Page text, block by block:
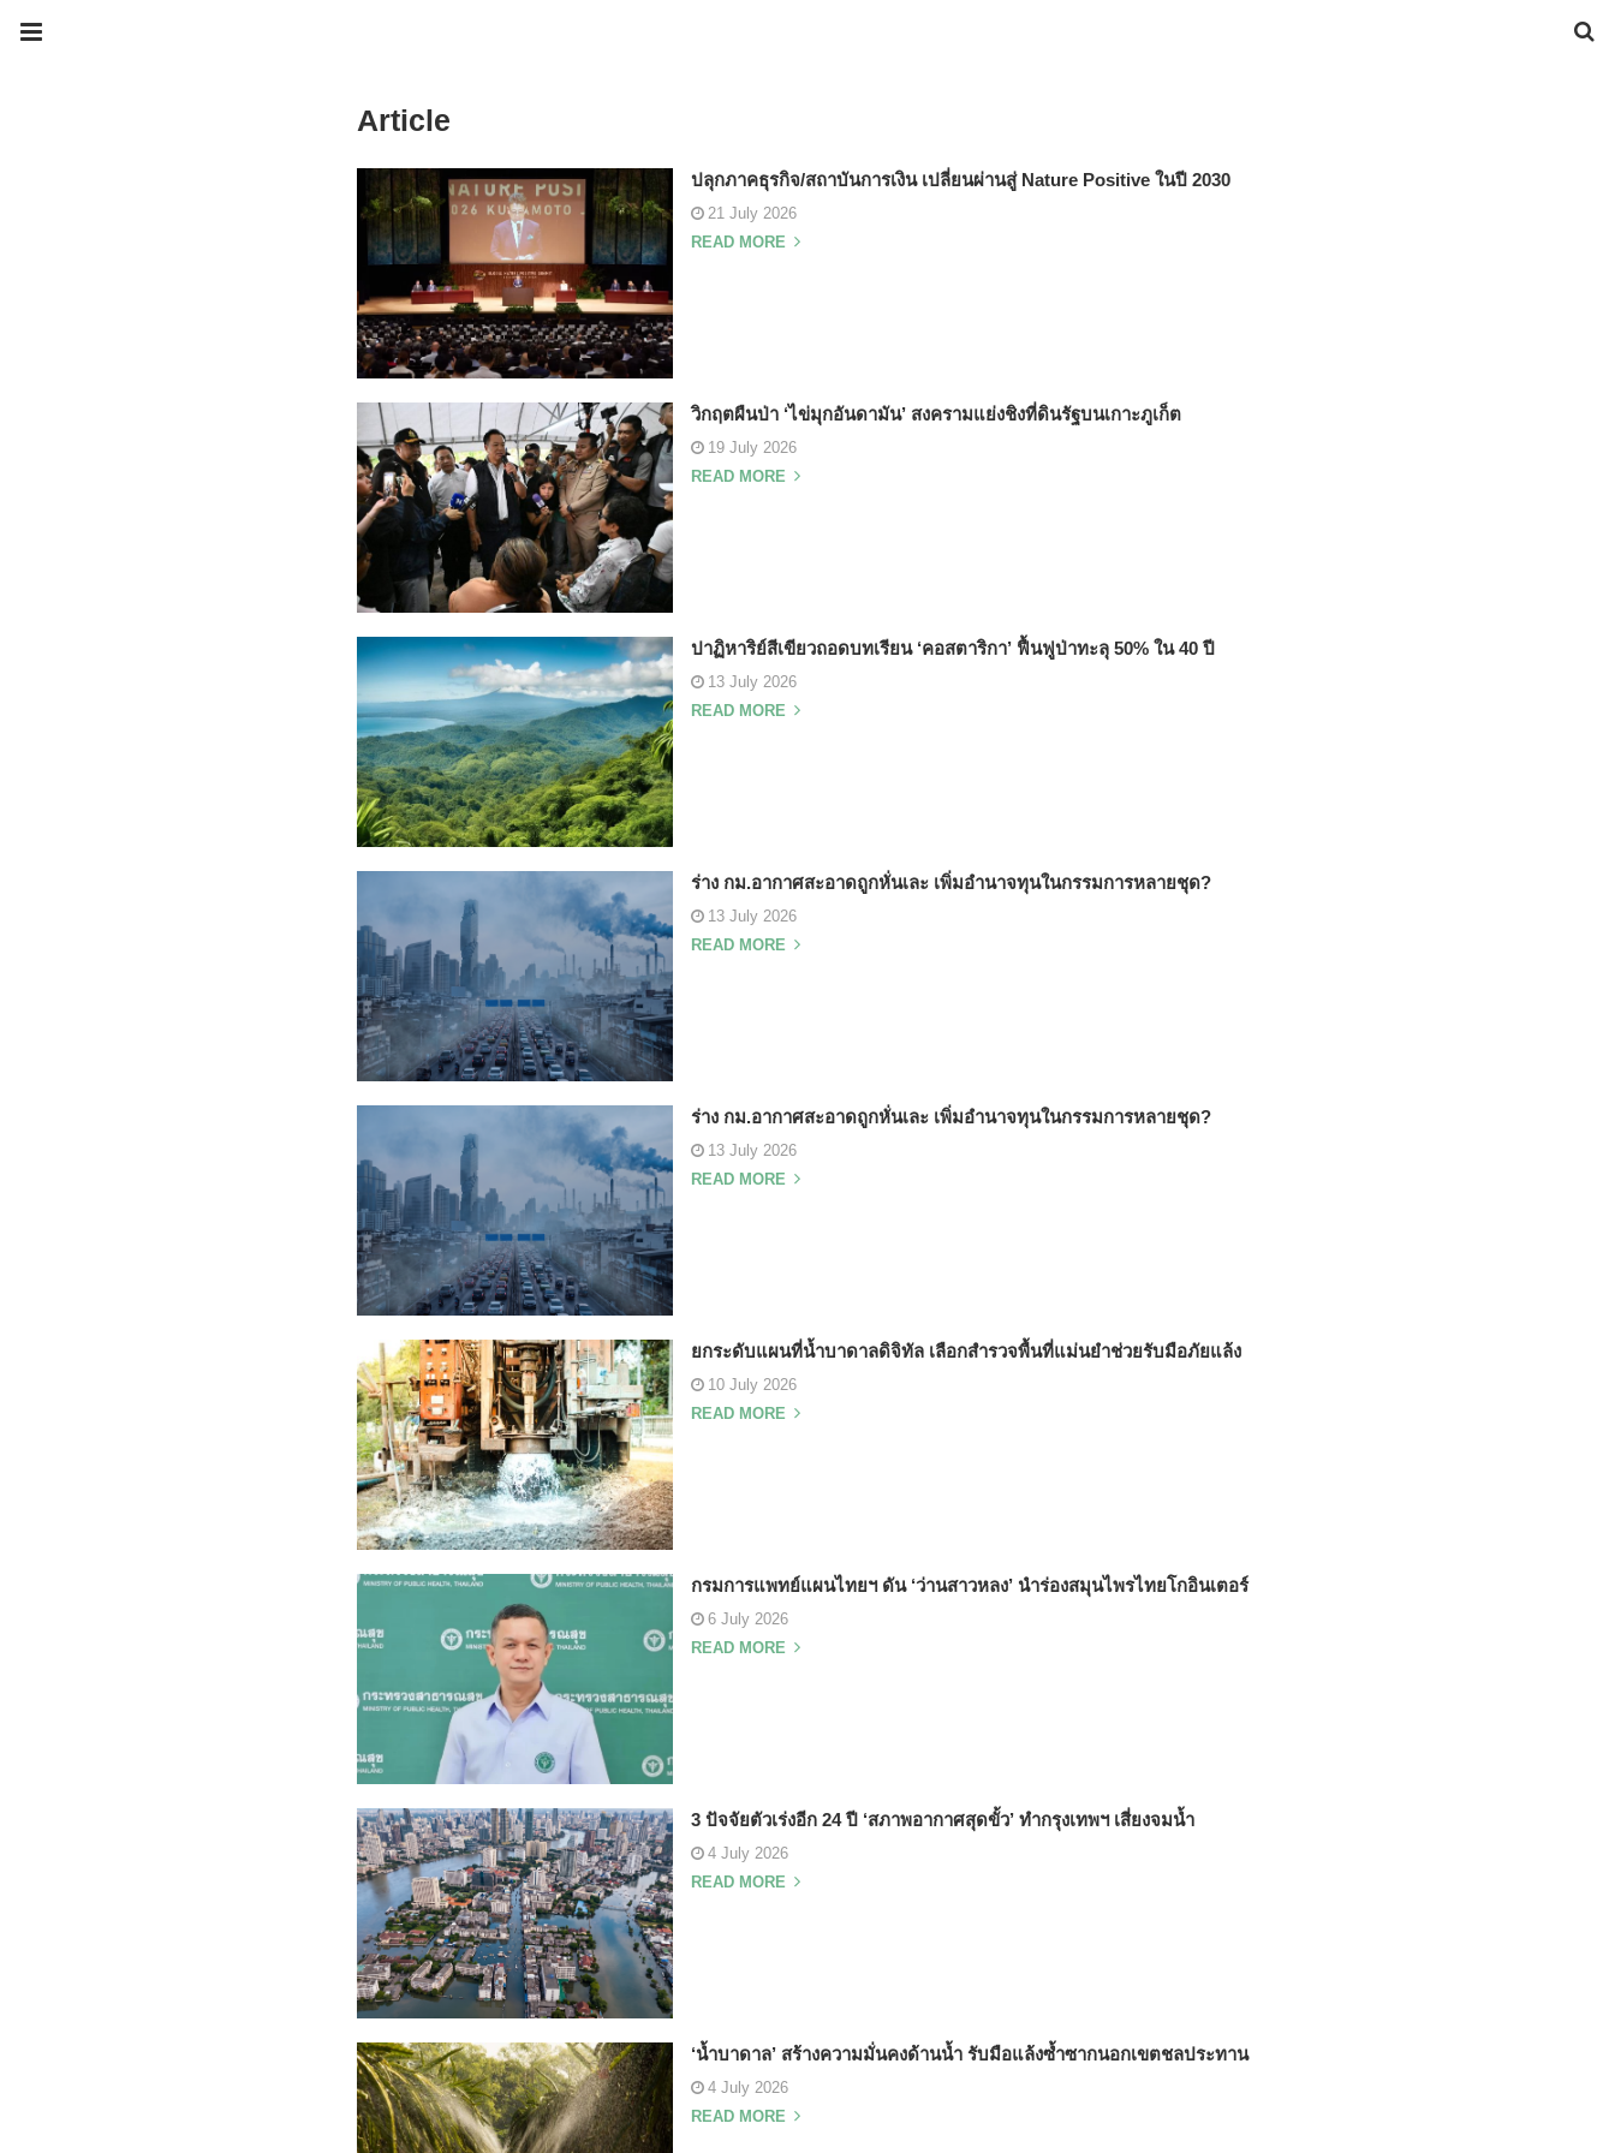
Article
ปลุกภาคธุรกิจ/สถาบันการเงิน เปลี่ยนผ่านสู่ Nature Positive ในปี 2030
21 July 2026
READ MORE
วิกฤตผืนป่า ‘ไข่มุกอันดามัน’ สงครามแย่งชิงที่ดินรัฐบนเกาะภูเก็ต
19 July 2026
READ MORE
ปาฏิหาริย์สีเขียวถอดบทเรียน ‘คอสตาริกา’ ฟื้นฟูป่าทะลุ 50% ใน 40 ปี
13 July 2026
READ MORE
ร่าง กม.อากาศสะอาดถูกหั่นเละ เพิ่มอำนาจทุนในกรรมการหลายชุด?
13 July 2026
READ MORE
ร่าง กม.อากาศสะอาดถูกหั่นเละ เพิ่มอำนาจทุนในกรรมการหลายชุด?
13 July 2026
READ MORE
ยกระดับแผนที่น้ำบาดาลดิจิทัล เลือกสำรวจพื้นที่แม่นยำช่วยรับมือภัยแล้ง
10 July 2026
READ MORE
กรมการแพทย์แผนไทยฯ ดัน ‘ว่านสาวหลง’ นำร่องสมุนไพรไทยโกอินเตอร์
6 July 2026
READ MORE
3 ปัจจัยตัวเร่งอีก 24 ปี ‘สภาพอากาศสุดขั้ว’ ทำกรุงเทพฯ เสี่ยงจมน้ำ
4 July 2026
READ MORE
‘น้ำบาดาล’ สร้างความมั่นคงด้านน้ำ รับมือแล้งซ้ำซากนอกเขตชลประทาน
4 July 2026
READ MORE